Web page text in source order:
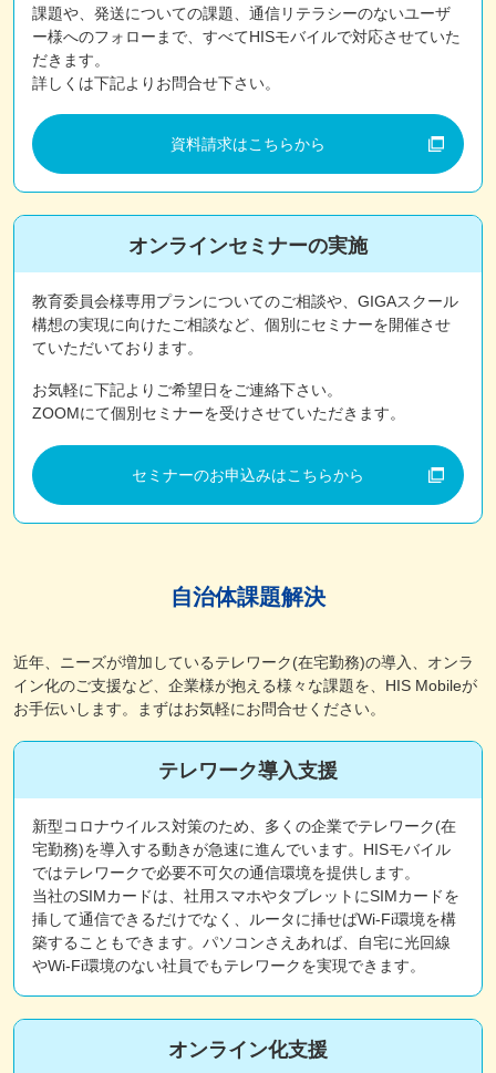
課題や、発送についての課題、通信リテラシーのないユーザ
ー様へのフォローまで、すべてHISモバイルで対応させていた
だきます。
詳しくは下記よりお問合せ下さい。
資料請求はこちらから
オンラインセミナーの実施
教育委員会様専用プランについてのご相談や、GIGAスクール
構想の実現に向けたご相談など、個別にセミナーを開催させ
ていただいております。
お気軽に下記よりご希望日をご連絡下さい。
ZOOMにて個別セミナーを受けさせていただきます。
セミナーのお申込みはこちらから
自治体課題解決
近年、ニーズが増加しているテレワーク(在宅勤務)の導入、オンラ
イン化のご支援など、企業様が抱える様々な課題を、HIS Mobileが
お手伝いします。まずはお気軽にお問合せください。
テレワーク導入支援
新型コロナウイルス対策のため、多くの企業でテレワーク(在
宅勤務)を導入する動きが急速に進んでいます。HISモバイル
ではテレワークで必要不可欠の通信環境を提供します。
当社のSIMカードは、社用スマホやタブレットにSIMカードを
挿して通信できるだけでなく、ルータに挿せばWi-Fi環境を構
築することもできます。パソコンさえあれば、自宅に光回線
やWi-Fi環境のない社員でもテレワークを実現できます。
オンライン化支援